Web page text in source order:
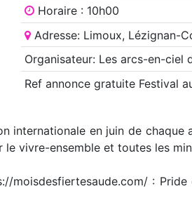
Horaire : 10h00
Adresse: Limoux, Lézignan-
Organisateur: Les arcs-en-ciel
Ref annoncegratuite Festival
internationale en juin de
vivre-ensemble et toutes les
moisdesfiertesaude.com/ :